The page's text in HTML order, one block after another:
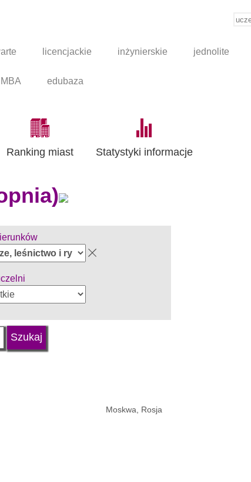
licencjackie inżynierskie jednolite
MBA edubaza
Ranking miast Statystyki informacje
Moskwa, Rosja